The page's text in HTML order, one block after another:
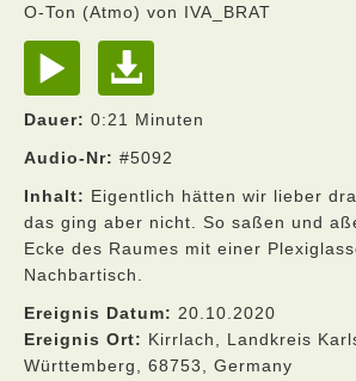
O-Ton (Atmo) von IVA_BRAT
Dauer: 0:21 Minuten
Audio-Nr: #5092
Inhalt: Eigentlich hätten wir lieber
das ging aber nicht. So saßen und
Ecke des Raumes mit einer
Nachbartisch.
Ereignis Datum: 20.10.2020
Ereignis Ort: Kirrlach, Landkreis
Württemberg, 68753, Germany